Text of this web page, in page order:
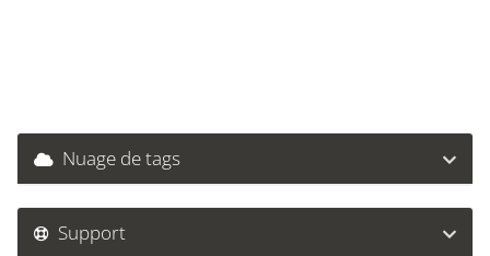
Nuage de tags
Support